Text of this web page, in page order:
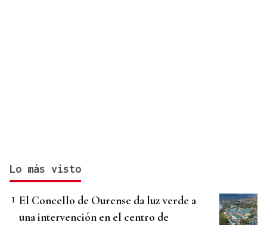
Lo más visto
El Concello de Ourense da luz verde a
una intervención en el centro de